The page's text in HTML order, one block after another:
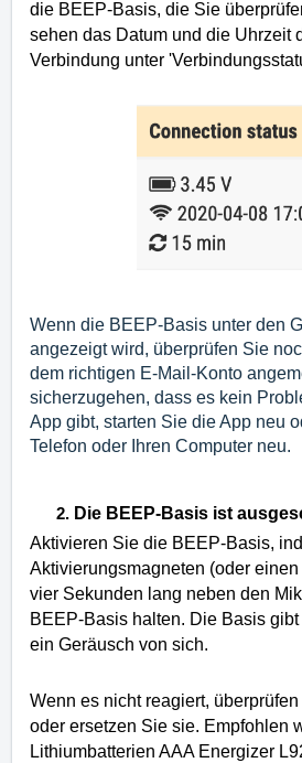
die BEEP-Basis, die Sie
sehen das Datum und die Uhrzeit
Verbindung unter
Wenn die BEEP-Basis unter den
angezeigt wird, überprüfen Sie
dem richtigen E-Mail-Konto
sicherzugehen, dass es kein
App gibt, starten Sie die App neu
Telefon oder Ihren Computer neu.
Die BEEP-Basis ist
Aktivieren Sie die BEEP-Basis,
Aktivierungsmagneten (oder
vier Sekunden lang neben den
BEEP-Basis halten. Die Basis
ein Geräusch von sich.
Wenn es nicht reagiert,
oder ersetzen Sie sie. Empfohlen
Lithiumbatterien AAA Energizer